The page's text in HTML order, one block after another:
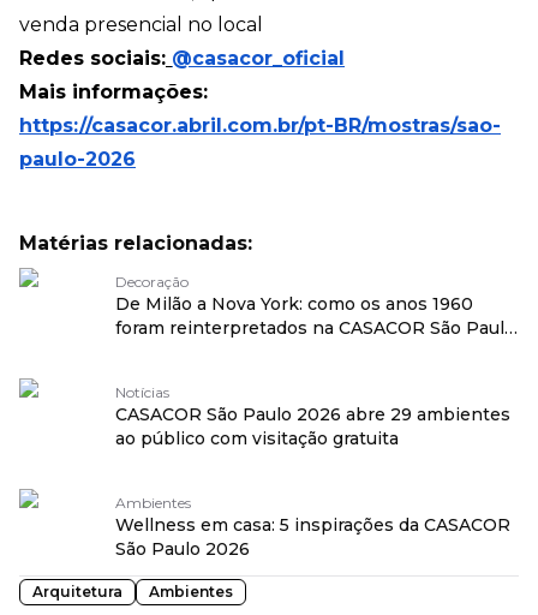
venda presencial no local
Redes sociais: @casacor_oficial
Mais informações:
https://casacor.abril.com.br/pt-BR/mostras/sao-
paulo-2026
Matérias relacionadas:
Decoração
De Milão a Nova York: como os anos 1960
foram reinterpretados na CASACOR São Paulo
Notícias
CASACOR São Paulo 2026 abre 29 ambientes
ao público com visitação gratuita
Ambientes
Wellness em casa: 5 inspirações da CASACOR
São Paulo 2026
Arquitetura Ambientes